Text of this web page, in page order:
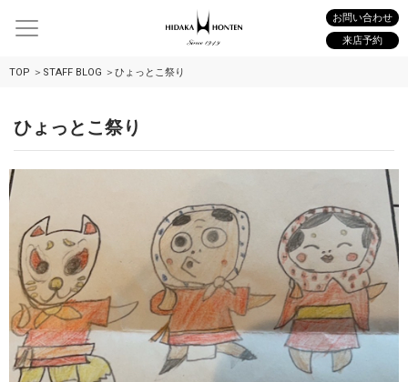
お問い合わせ
来店予約
TOP STAFF BLOG ひょっとこ祭り
ひょっとこ祭り